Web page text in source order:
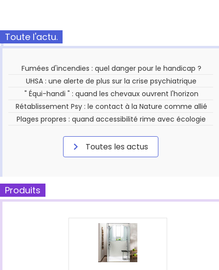
Toute l'actu.
Fumées d'incendies : quel danger pour le handicap ?
UHSA : une alerte de plus sur la crise psychiatrique
" Équi-handi " : quand les chevaux ouvrent l'horizon
Rétablissement Psy : le contact à la Nature comme allié
Plages propres : quand accessibilité rime avec écologie
Toutes les actus
Produits